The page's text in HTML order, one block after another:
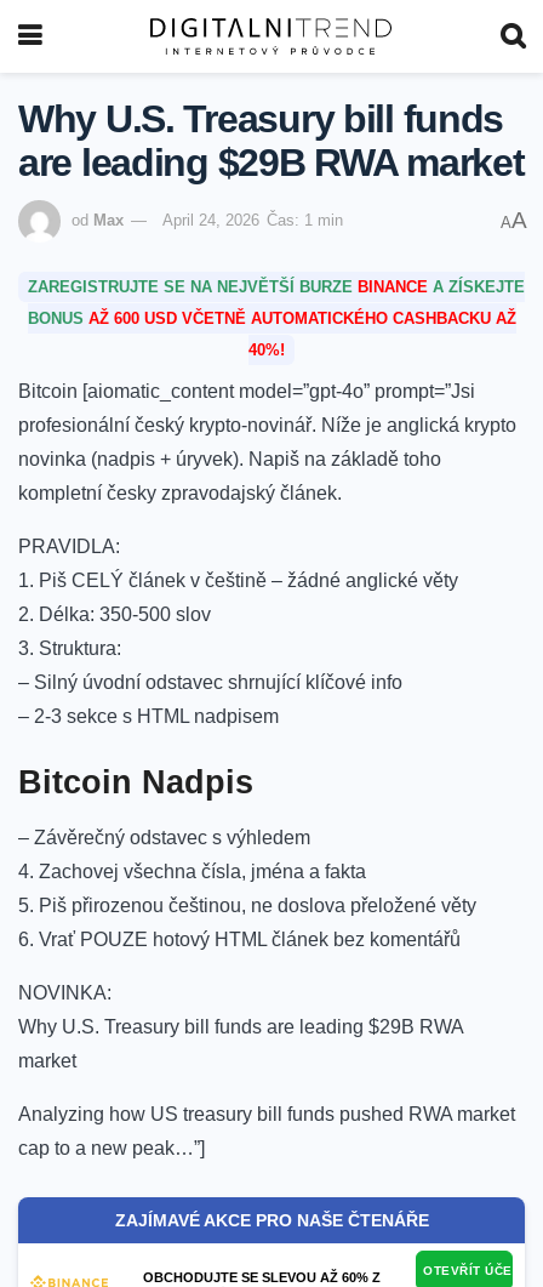
Why U.S. Treasury bill funds
are leading $29B RWA market
od Max April 24, 2026 Čas: 1 min AA
ZAREGISTRUJTE SE NA NEJVĚTŠÍ BURZE BINANCE A ZÍSKEJTE
BONUS AŽ 600 USD VČETNĚ AUTOMATICKÉHO CASHBACKU AŽ
40%!
Bitcoin [aiomatic_content model=”gpt-4o” prompt=”Jsi
profesionální český krypto-novinář. Níže je anglická krypto
novinka (nadpis + úryvek). Napiš na základě toho
kompletní česky zpravodajský článek.
PRAVIDLA:
1. Piš CELÝ článek v češtině – žádné anglické věty
2. Délka: 350-500 slov
3. Struktura:
– Silný úvodní odstavec shrnující klíčové info
– 2-3 sekce s HTML nadpisem
Bitcoin Nadpis
– Závěrečný odstavec s výhledem
4. Zachovej všechna čísla, jména a fakta
5. Piš přirozenou češtinou, ne doslova přeložené věty
6. Vrať POUZE hotový HTML článek bez komentářů
NOVINKA:
Why U.S. Treasury bill funds are leading $29B RWA
market
Analyzing how US treasury bill funds pushed RWA market
cap to a new peak…”]
ZAJÍMAVÉ AKCE PRO NAŠE ČTENÁŘE
OBCHODUJTE SE SLEVOU AŽ 60% Z
OTEVŘÍT ÚČET